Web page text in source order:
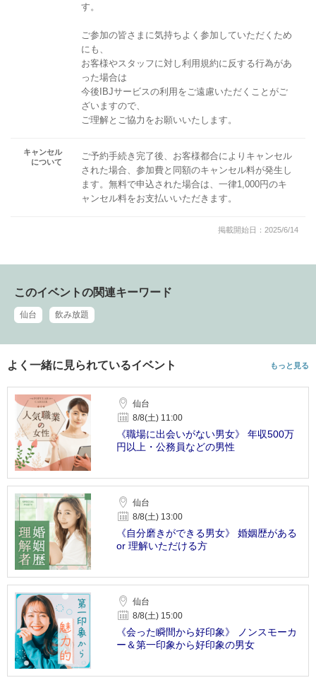
す。
ご参加の皆さまに気持ちよく参加していただくため
にも、
お客様やスタッフに対し利用規約に反する行為があ
った場合は
今後IBJサービスの利用をご遠慮いただくことがご
ざいますので、
ご理解とご協力をお願いいたします。
キャンセル
について
ご予約手続き完了後、お客様都合によりキャンセル
された場合、参加費と同額のキャンセル料が発生し
ます。無料で申込された場合は、一律1,000円のキ
ャンセル料をお支払いいただきます。
掲載開始日：2025/6/14
このイベントの関連キーワード
仙台 飲み放題
よく一緒に見られているイベント もっと見る
仙台
8/8(土) 11:00
《職場に出会いがない男女》 年収500万
円以上・公務員などの男性
仙台
8/8(土) 13:00
《自分磨きができる男女》 婚姻歴がある
or 理解いただける方
仙台
8/8(土) 15:00
《会った瞬間から好印象》 ノンスモーカ
ー＆第一印象から好印象の男女